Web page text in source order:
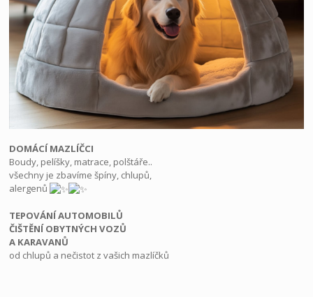
DOMÁCÍ MAZLÍČCI
Boudy, pelíšky, matrace, polštáře..
všechny je zbavíme špíny, chlupů,
alergenů
TEPOVÁNÍ AUTOMOBILŮ
ČIŠTĚNÍ OBYTNÝCH VOZŮ
A KARAVANŮ
od chlupů a nečistot z vašich mazlíčků